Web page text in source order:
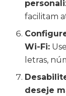
facilitam
Wi-Fi:
letras,
deseje